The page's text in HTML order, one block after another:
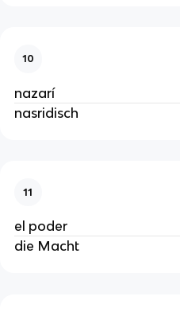
10
nazarí
nasridisch
11
el poder
die Macht